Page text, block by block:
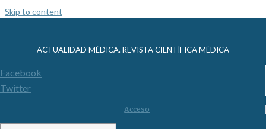
Skip to content
ACTUALIDAD MÉDICA. REVISTA CIENTÍFICA MÉDICA
Facebook
Twitter
Acceso